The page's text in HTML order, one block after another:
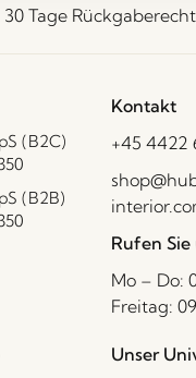
30 Tage Rückgaberecht
(B2C)
(B2B)
Kontakt
+45 4422
Rufen Sie
Mo – Do:
Freitag:
Unser